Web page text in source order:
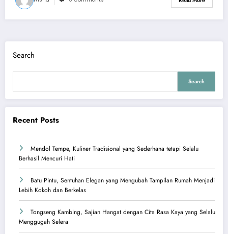
Search
Search
Recent Posts
Mendol Tempe, Kuliner Tradisional yang Sederhana tetapi Selalu
Berhasil Mencuri Hati
Batu Pintu, Sentuhan Elegan yang Mengubah Tampilan Rumah Menjadi
Lebih Kokoh dan Berkelas
Tongseng Kambing, Sajian Hangat dengan Cita Rasa Kaya yang Selalu
Menggugah Selera